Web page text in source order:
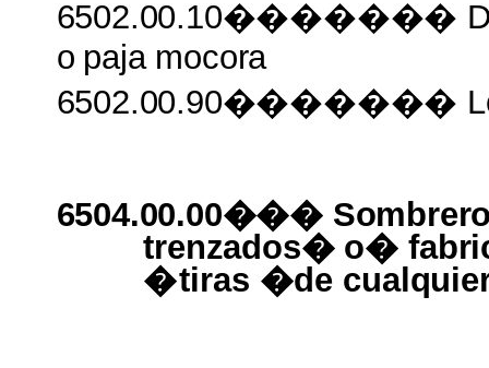
6502.00.10�������
o paja mocora
6502.00.90�������
6504.00.00���
trenzados� o�
�tiras �de